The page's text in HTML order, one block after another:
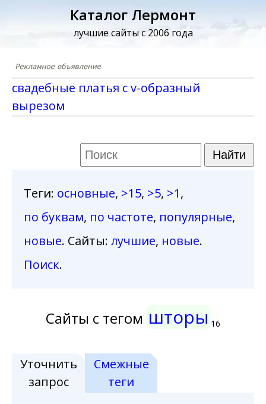
Каталог Лермонт
лучшие сайты с 2006 года
свадебные платья с v-образный
вырезом
Теги: основные, >15, >5, >1,
по буквам, по частоте, популярные,
новые. Сайты: лучшие, новые.
Поиск.
Сайты с тегом шторы 16
Уточнить
запрос
Смежные
теги